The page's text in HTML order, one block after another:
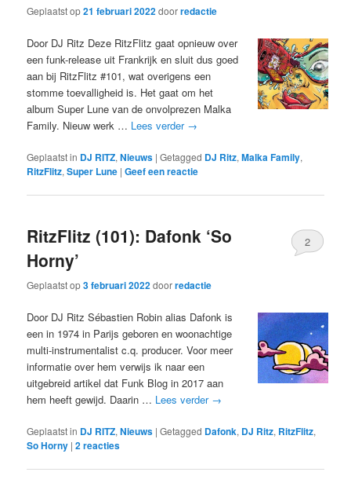
Geplaatst op21 februari 2022doorredactie
Door DJ Ritz Deze RitzFlitz gaat opnieuw over
een funk-release uit Frankrijk en sluit dus goed
aan bij RitzFlitz #101, wat overigens een
stomme toevalligheid is. Het gaat om het
album Super Lune van de onvolprezen Malka
Family. Nieuw werk … Lees verder →
Geplaatst in DJ RITZ,Nieuws |Getagged DJ Ritz,Malka Family,
RitzFlitz,Super Lune |Geef een reactie
RitzFlitz (101): Dafonk ‘So
Horny’
Geplaatst op3 februari 2022doorredactie
2
Door DJ Ritz Sébastien Robin alias Dafonk is
een in 1974 in Parijs geboren en woonachtige
multi-instrumentalist c.q. producer. Voor meer
informatie over hem verwijs ik naar een
uitgebreid artikel dat Funk Blog in 2017 aan
hem heeft gewijd. Daarin … Lees verder →
Geplaatst in DJ RITZ,Nieuws |Getagged Dafonk, DJ Ritz, RitzFlitz,
So Horny |2reacties